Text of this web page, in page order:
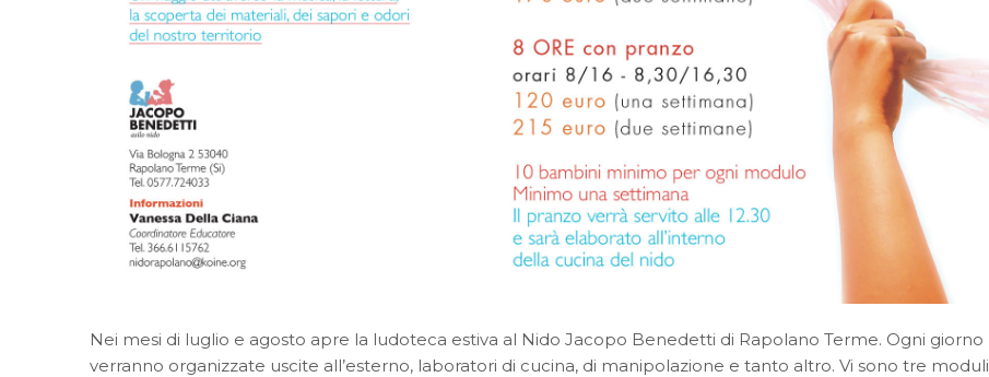
Nei mesi di luglio e agosto apre la ludoteca estiva al Nido Jacopo Benedetti di Rapolano Terme. Ogni giorno
verranno organizzate uscite all’esterno, laboratori di cucina, di manipolazione e tanto altro. Vi sono tre moduli